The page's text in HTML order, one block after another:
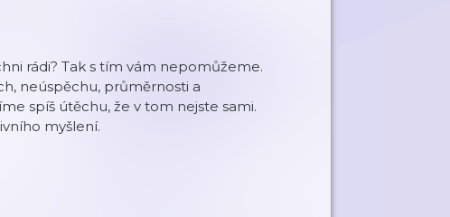
rádi? Tak s tím vám nepomůžeme.
neúspěchu, průměrnosti a
spíš útěchu, že v tom nejste sami.
myšlení.